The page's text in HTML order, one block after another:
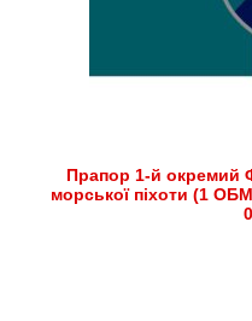
Прапор 1-й окремий
морської піхоти (1